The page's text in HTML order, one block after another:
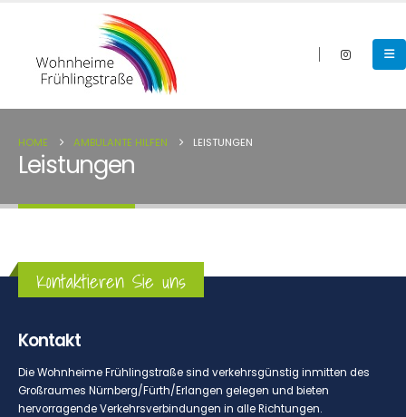
HOME AMBULANTE HILFEN LEISTUNGEN
Leistungen
Kontaktieren Sie uns
Kontakt
Die Wohnheime Frühlingstraße sind verkehrsgünstig inmitten des
Großraumes Nürnberg/Fürth/Erlangen gelegen und bieten
hervorragende Verkehrsverbindungen in alle Richtungen.